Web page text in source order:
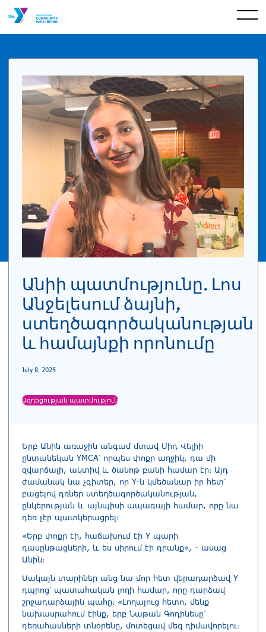
Անիի պատմությունը. Լոս
Անջելեսում ձայնի,
ստեղծագործականության
և համայնքի որոնումը
July 8, 2025
Ազդեցության պատմություն
Երբ Անին առաջին անգամ մտավ Միդ Վելիի
ընտանեկան YMCA՝ որպես փոքր աղջիկ, դա մի
զվարճալի, ակտիվ և ծանոթ բանի համար էր։ Այդ
ժամանակ նա չգիտեր, որ Y-ն կմեծանար իր հետ՝
բացելով դռներ ստեղծագործականության,
ընկերության և այնպիսի ապագայի համար, որը նա
դեռ չէր պատկերացրել։
«Երբ փոքր էի, հաճախում էի Y պարի
դասընթացների, և ես սիրում էի դրանք», - ասաց
Անին։
Սակայն տարիներ անց նա մոր հետ վերադարձավ Y
դպրոց՝ պատահական լողի համար, որը դարձավ
շրջադարձային պահը։ «Լողալուց հետո, մենք
նախասրահում էինք, երբ Նաթան Գոդինեսը՝
դեռահասների տնօրենը, մոտեցավ մեզ դիմավորելու։